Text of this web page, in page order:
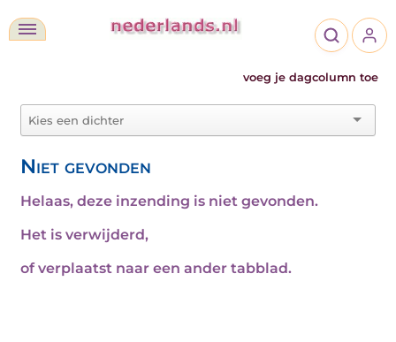
voeg je dagcolumn toe
Niet gevonden
Helaas, deze inzending is niet gevonden.
Het is verwijderd,
of verplaatst naar een ander tabblad.